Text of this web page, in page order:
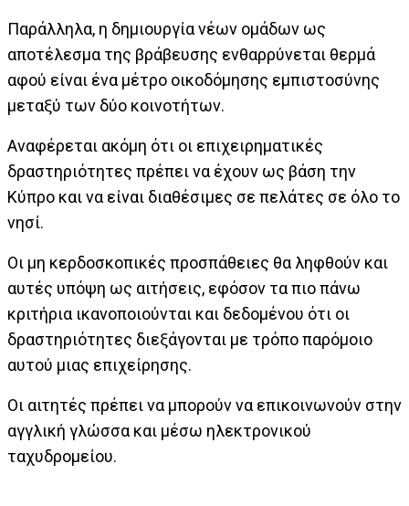
Παράλληλα, η δημιουργία νέων ομάδων ως
αποτέλεσμα της βράβευσης ενθαρρύνεται θερμά
αφού είναι ένα μέτρο οικοδόμησης εμπιστοσύνης
μεταξύ των δύο κοινοτήτων.
Αναφέρεται ακόμη ότι οι επιχειρηματικές
δραστηριότητες πρέπει να έχουν ως βάση την
Κύπρο και να είναι διαθέσιμες σε πελάτες σε όλο το
νησί.
Οι μη κερδοσκοπικές προσπάθειες θα ληφθούν και
αυτές υπόψη ως αιτήσεις, εφόσον τα πιο πάνω
κριτήρια ικανοποιούνται και δεδομένου ότι οι
δραστηριότητες διεξάγονται με τρόπο παρόμοιο
αυτού μιας επιχείρησης.
Οι αιτητές πρέπει να μπορούν να επικοινωνούν στην
αγγλική γλώσσα και μέσω ηλεκτρονικού
ταχυδρομείου.